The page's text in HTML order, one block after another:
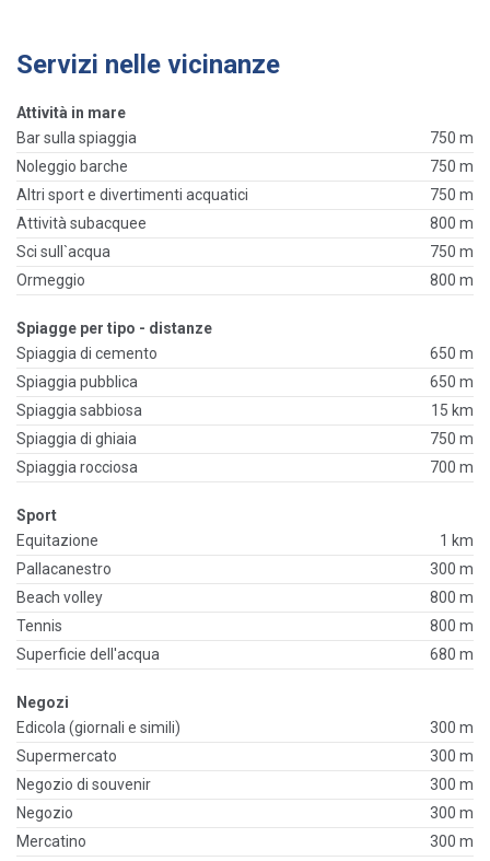
Servizi nelle vicinanze
Attività in mare
Bar sulla spiaggia
750 m
Noleggio barche
750 m
Altri sport e divertimenti acquatici
750 m
Attività subacquee
800 m
Sci sull`acqua
750 m
Ormeggio
800 m
Spiagge per tipo - distanze
Spiaggia di cemento
650 m
Spiaggia pubblica
650 m
Spiaggia sabbiosa
15 km
Spiaggia di ghiaia
750 m
Spiaggia rocciosa
700 m
Sport
Equitazione
1 km
Pallacanestro
300 m
Beach volley
800 m
Tennis
800 m
Superficie dell'acqua
680 m
Negozi
Edicola (giornali e simili)
300 m
Supermercato
300 m
Negozio di souvenir
300 m
Negozio
300 m
Mercatino
300 m